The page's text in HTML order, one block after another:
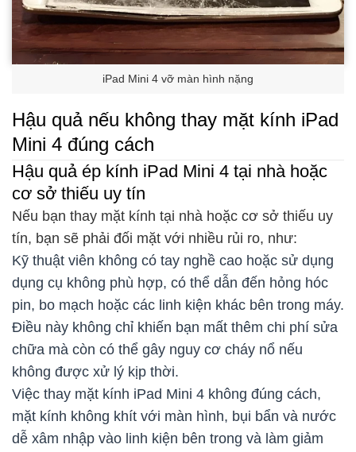
iPad Mini 4 vỡ màn hình nặng
Hậu quả nếu không thay mặt kính iPad
Mini 4 đúng cách
Hậu quả ép kính iPad Mini 4 tại nhà hoặc
cơ sở thiếu uy tín
Nếu bạn thay mặt kính tại nhà hoặc cơ sở thiếu uy
tín, bạn sẽ phải đối mặt với nhiều rủi ro, như:
Kỹ thuật viên không có tay nghề cao hoặc sử dụng
dụng cụ không phù hợp, có thể dẫn đến hỏng hóc
pin, bo mạch hoặc các linh kiện khác bên trong máy.
Điều này không chỉ khiến bạn mất thêm chi phí sửa
chữa mà còn có thể gây nguy cơ cháy nổ nếu
không được xử lý kịp thời.
Việc thay mặt kính iPad Mini 4 không đúng cách,
mặt kính không khít với màn hình, bụi bẩn và nước
dễ xâm nhập vào linh kiện bên trong và làm giảm